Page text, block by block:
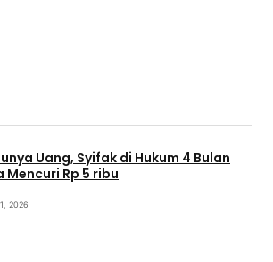
Uang, Syifak di Hukum 4 Bulan
Mencuri Rp 5 ribu
2026